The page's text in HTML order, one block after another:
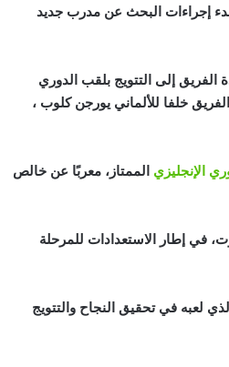
إجراءات البحث عن مدرب جديد
الفريق إلى التتويج بلقب الدوري
مهمة تدريب الفريق خلفا للألماني يورجن كلوب ،
الإنجليزي الممتاز، معربًا عن خالص
في إطار الاستعدادات للمرحلة
لعبه في تحقيق النجاح والتتويج